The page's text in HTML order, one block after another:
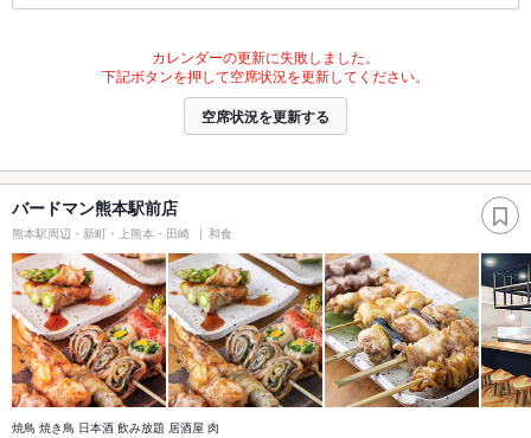
カレンダーの更新に失敗しました。
下記ボタンを押して空席状況を更新してください。
空席状況を更新する
バードマン熊本駅前店
熊本駅周辺・新町・上熊本・田崎 和食
焼鳥 焼き鳥 日本酒 飲み放題 居酒屋 肉